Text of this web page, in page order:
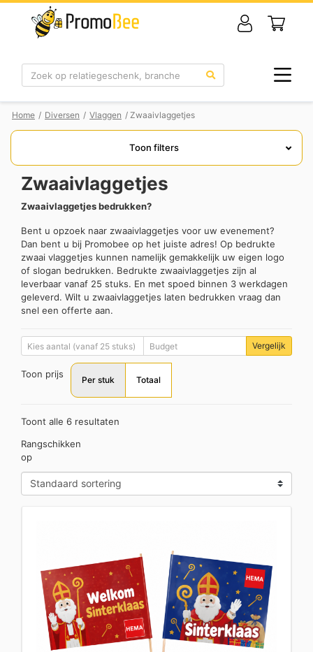
Zoek
Home / Diversen / Vlaggen / Zwaaivlaggetjes
Toon filters
Zwaaivlaggetjes
Zwaaivlaggetjes bedrukken?
Bent u opzoek naar zwaaivlaggetjes voor uw evenement?
Dan bent u bij Promobee op het juiste adres! Op bedrukte
zwaai vlaggetjes kunnen namelijk gemakkelijk uw eigen logo
of slogan bedrukken. Bedrukte zwaaivlaggetjes zijn al
leverbaar vanaf 25 stuks. En met spoed binnen 3 werkdagen
geleverd. Wilt u zwaaivlaggetjes laten bedrukken vraag dan
snel een offerte aan.
Vergelijk
Toon prijs
Per stuk Totaal
Toont alle 6 resultaten
Rangschikken
op